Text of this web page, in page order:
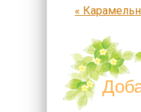
Запись
«